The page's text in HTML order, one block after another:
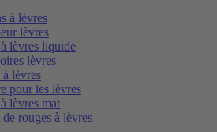
à lèvres
lèvres
lèvres liquide
lèvres
à lèvres
pour les lèvres
lèvres mat
rouges à lèvres